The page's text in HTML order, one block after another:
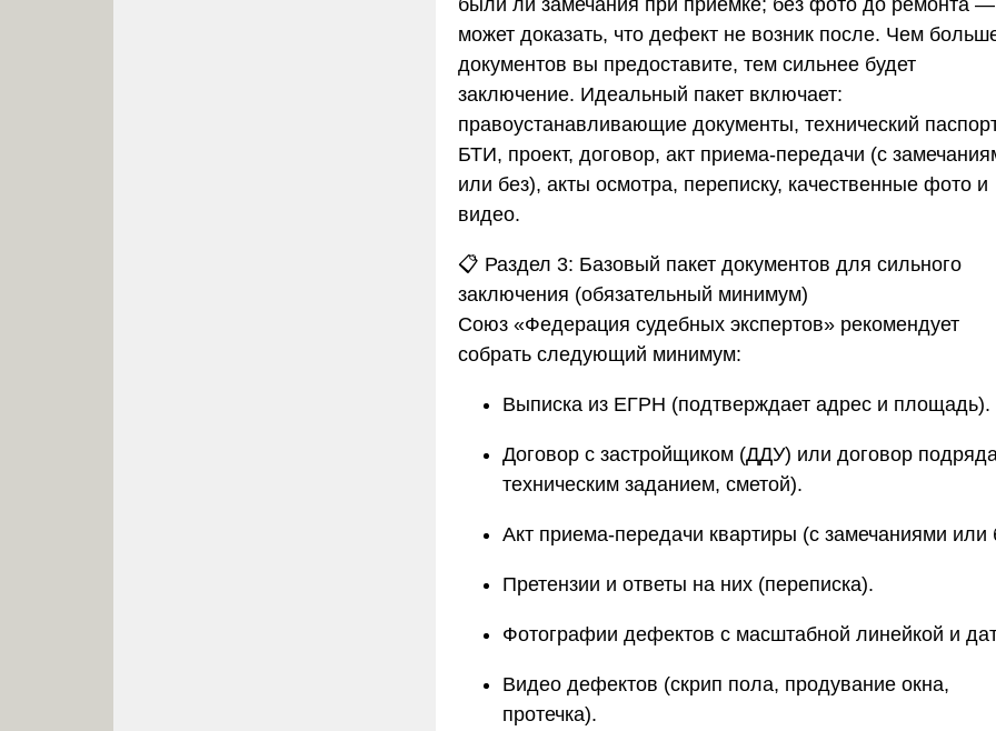
может доказать, что дефект не возник после. Чем
документов вы предоставите, тем сильнее будет
заключение. Идеальный пакет включает:
правоустанавливающие документы, технический
БТИ, проект, договор, акт приема-передачи (с
или без), акты осмотра, переписку, качественные фото и
видео.
📋 Раздел 3: Базовый пакет документов для сильного
заключения (обязательный минимум)
Союз «Федерация судебных экспертов» рекомендует
собрать следующий минимум:
Выписка из ЕГРН (подтверждает адрес и площадь).
Договор с застройщиком (ДДУ) или договор
техническим заданием, сметой).
Акт приема-передачи квартиры (с замечаниями или
Претензии и ответы на них (переписка).
Фотографии дефектов с масштабной линейкой и
Видео дефектов (скрип пола, продувание окна,
протечка).